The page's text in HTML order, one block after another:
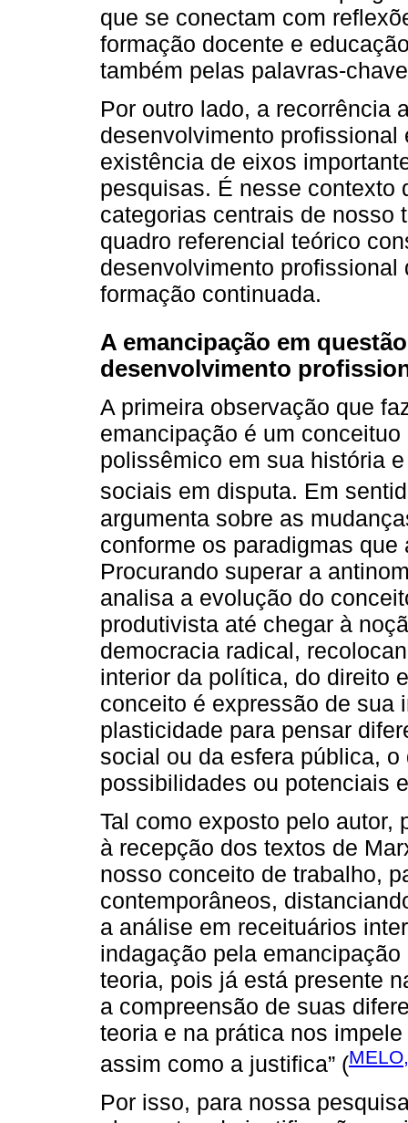
que se conectam com
formação docente e
também pelas palavras-
Por outro lado, a recorrência
desenvolvimento
existência de eixos
pesquisas. É nesse contexto
categorias centrais de nosso
quadro referencial teórico
desenvolvimento
formação continuada.
A emancipação em
desenvolvimento
A primeira observação que
emancipação é um
polissêmico em sua história
sociais em disputa. Em
argumenta sobre as
conforme os paradigmas
Procurando superar a
analisa a evolução do
produtivista até chegar à
democracia radical,
interior da política, do direito
conceito é expressão de sua
plasticidade para pensar
social ou da esfera pública,
possibilidades ou potenciais
Tal como exposto pelo autor,
à recepção dos textos de
nosso conceito de trabalho,
contemporâneos,
a análise em receituários
indagação pela
teoria, pois já está presente
a compreensão de suas
teoria e na prática nos
assim como a justifica” (
Por isso, para nossa